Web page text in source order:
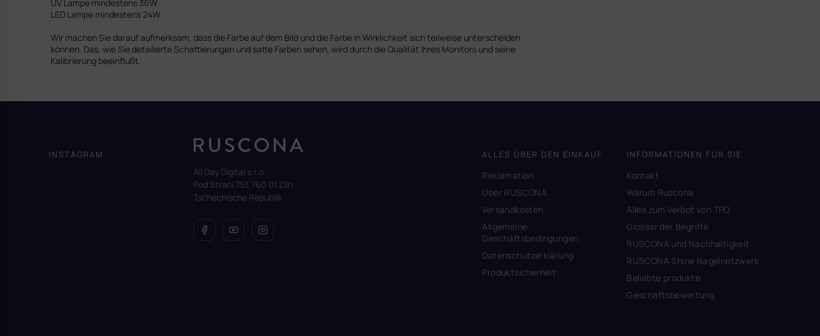
UV Lampe mindestens 36W
LED Lampe mindestens 24W
Wir machen Sie darauf aufmerksam, dass die Farbe auf dem Bild und die Farbe in Wirklichkeit sich teilweise unterscheiden
können. Das, wie Sie detailierte Schattierungen und satte Farben sehen, wird durch die Qualität Ihres Monitors und seine
Kalibrierung beeinflußt.
e
INSTAGRAM
All Day Digital s.r.o.
Pod Strani 751, 760 01 Zlín
Tschechische Republik
ALLES ÜBER DEN EINKAUF
Reklamation
Uber RUSCONA
Versandkosten
Allgemeine
Geschäftsbedingungen
Datenschutzerklärung
Produktsicherheit
INFORMATIONEN FÜR SIE
Kontakt
Warum Ruscona
Alles zum Verbot von TPO
Glossar der Begriffe
RUSCONA und Nachhaltigkeit
RUSCONA Shine Nagelnetzwerk
Beliebte produkte
Geschäftsbewertung